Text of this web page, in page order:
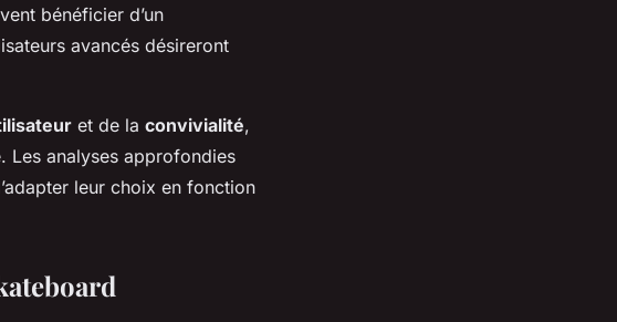
bénéficier d’un
avancés désireront
et de la convivialité,
Les analyses approfondies
leur choix en fonction